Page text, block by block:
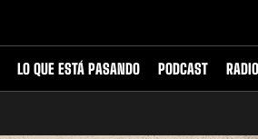
LO QUE ESTÁ PASANDO PODCAST RADIO